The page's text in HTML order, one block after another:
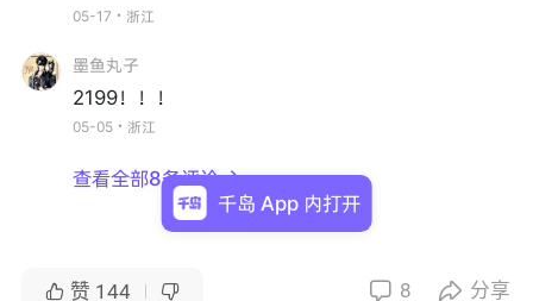
05-17・浙江
墨鱼丸子
2199！！！
05-05・浙江
查看全部8条评论 
 赞 144   8  分享
千岛 App 内打开